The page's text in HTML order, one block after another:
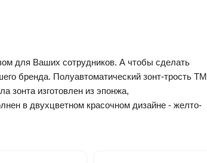
для Ваших сотрудников. А чтобы сделать
бренда. Полуавтоматический зонт-трость ТМ
зонта изготовлен из эпонжа,
в двухцветном красочном дизайне - желто-